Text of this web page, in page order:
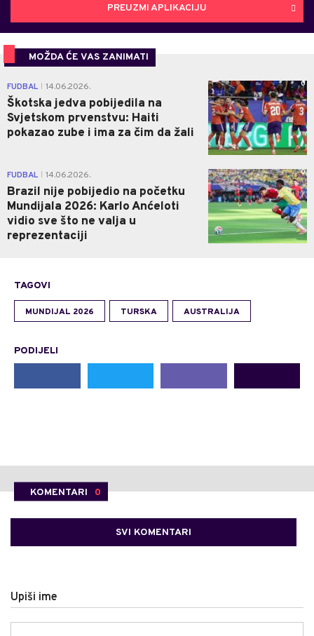
PREUZMI APLIKACIJU
MOŽDA ĆE VAS ZANIMATI
FUDBAL 14.06.2026.
Škotska jedva pobijedila na
Svjetskom prvenstvu: Haiti
pokazao zube i ima za čim da žali
0
FUDBAL 14.06.2026.
Brazil nije pobijedio na početku
Mundijala 2026: Karlo Anćeloti
vidio sve što ne valja u
reprezentaciji
0
TAGOVI
MUNDIJAL 2026 TURSKA AUSTRALIJA
PODIJELI
KOMENTARI 0
SVI KOMENTARI
Upiši ime